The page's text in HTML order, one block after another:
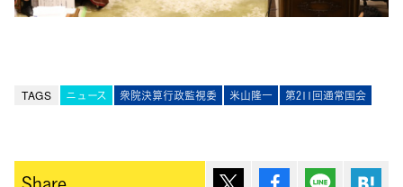
TAGS ニュース 衆院決算行政監視委 米山隆一 第211回通常国会
ポスト シェア Lineで送